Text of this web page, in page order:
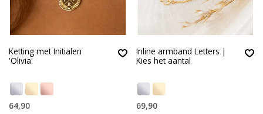
Ketting met Initialen
'Olivia'
64,90
Inline armband Letters |
Kies het aantal
69,90